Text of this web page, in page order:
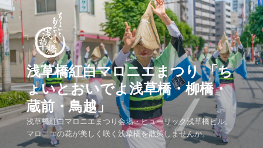
コ
ン
テ
ン
ツ
へ
ス
キ
ッ
浅草橋紅白マロニエまつり 「ち
ょいとおいでよ浅草橋・柳橋・
蔵前・鳥越」
浅草橋紅白マロニエまつり会場・ヒューリック浅草橋ビル。
マロニエの花が美しく咲く浅草橋を散策しませんか。